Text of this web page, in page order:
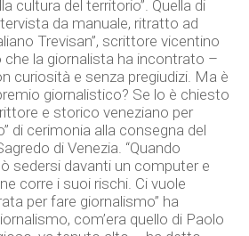
cultura del territorio”. Quella di
da manuale, ritratto ad
Trevisan”, scrittore vicentino
la giornalista ha incontrato –
curiosità e senza pregiudizi. Ma è
giornalistico? Se lo è chiesto
e storico veneziano per
di cerimonia alla consegna del
di Venezia. “Quando
sedersi davanti un computer e
corre i suoi rischi. Ci vuole
per fare giornalismo” ha
com’era quello di Paolo